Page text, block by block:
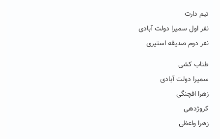
تیم دارت
نفر اول سمیرا دولت آبادی
نفر دوم صدیقه استیری
طناب کشی
سمیرا دولت آبادی
زهرا افچنگی
کروژدهی
زهرا واعظی